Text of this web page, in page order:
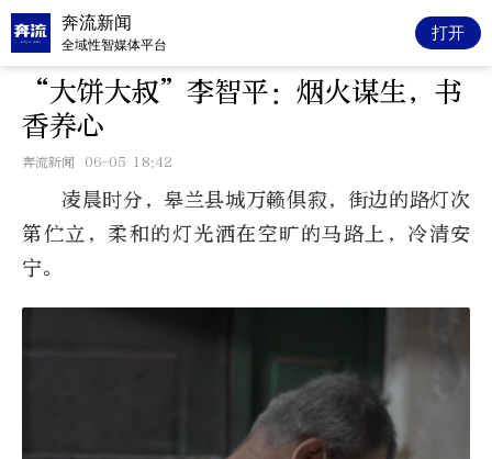
奔流新闻
全域性智媒体平台
打开
“大饼大叔”李智平：‌烟火谋生，书
香养心
奔流新闻 06-05 18:42
凌晨时分，皋兰县城万籁俱寂，街边的路灯次
第伫立，柔和的灯光洒在空旷的马路上，冷清安
宁。